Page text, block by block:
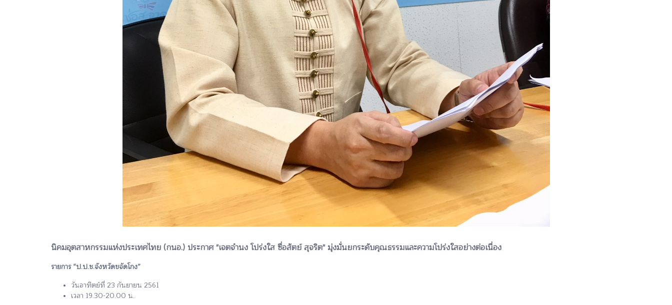
นิคมอุตสาหกรรมแห่งประเทศไทย (กนอ.) ประกาศ "เจตจำนง โปร่งใส ซื่อสัตย์ สุจริต" มุ่งมั่นยกระดับคุณธรรมและความโปร่งใสอย่างต่อเนื่อง
รายการ “ป.ป.ช.จังหวัดขจัดโกง”
วันอาทิตย์ที่ 23 กันยายน 2561
เวลา 19.30-20.00 น.